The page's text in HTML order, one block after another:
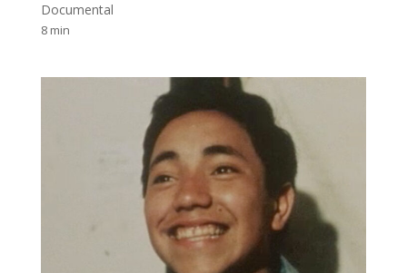
Documental
8 min